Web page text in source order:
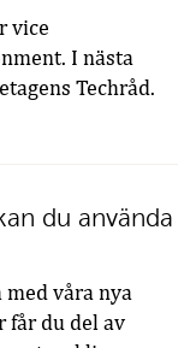
vice
I nästa
Techråd.
du använda
med våra nya
får du del av